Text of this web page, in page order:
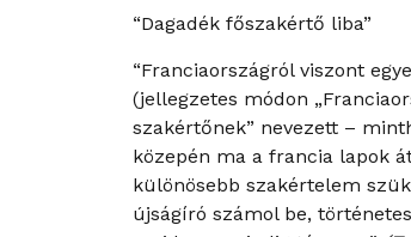
“Dagadék főszakértő liba”
“Franciaországról viszont
(jellegzetes módon
szakértőnek” nevezett –
közepén ma a francia lapok
különösebb szakértelem
újságíró számol be,